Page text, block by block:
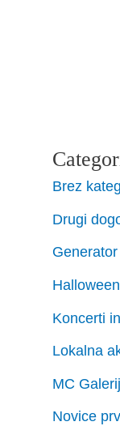
Brez
Drugi
Generator
Halloween
Koncerti
Lokalna
MC
Novice